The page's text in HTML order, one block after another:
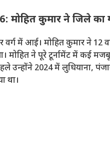
कुमार ने जिले का
में आई। मोहित कुमार ने 12
मोहित ने पूरे टूर्नामेंट में कई
उन्होंने 2024 में लुधियाना,
था।